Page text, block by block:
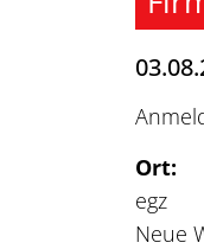
Ort:
egz
Neue